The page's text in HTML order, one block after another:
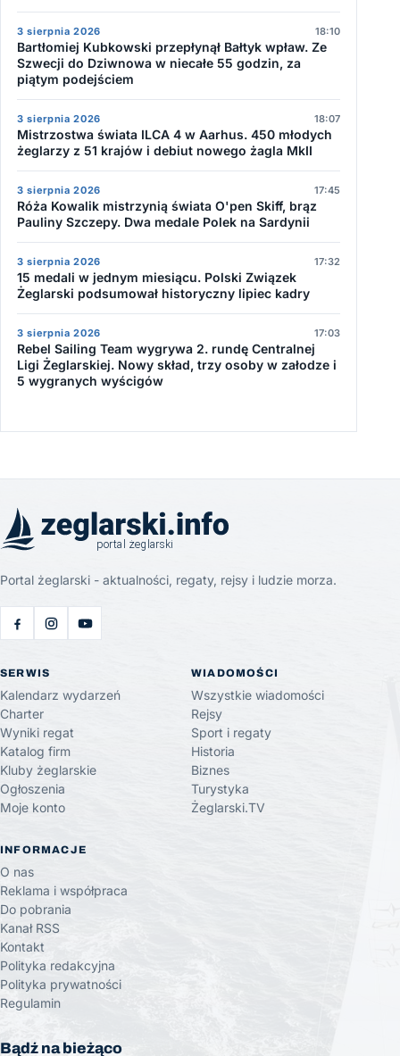
3 sierpnia 2026 18:10
Bartłomiej Kubkowski przepłynął Bałtyk wpław. Ze
Szwecji do Dziwnowa w niecałe 55 godzin, za
piątym podejściem
3 sierpnia 2026 18:07
Mistrzostwa świata ILCA 4 w Aarhus. 450 młodych
żeglarzy z 51 krajów i debiut nowego żagla MkII
3 sierpnia 2026 17:45
Róża Kowalik mistrzynią świata O'pen Skiff, brąz
Pauliny Szczepy. Dwa medale Polek na Sardynii
3 sierpnia 2026 17:32
15 medali w jednym miesiącu. Polski Związek
Żeglarski podsumował historyczny lipiec kadry
3 sierpnia 2026 17:03
Rebel Sailing Team wygrywa 2. rundę Centralnej
Ligi Żeglarskiej. Nowy skład, trzy osoby w załodze i
5 wygranych wyścigów
Portal żeglarski - aktualności, regaty, rejsy i ludzie morza.
SERWIS
Kalendarz wydarzeń
Charter
Wyniki regat
Katalog firm
Kluby żeglarskie
Ogłoszenia
Moje konto
WIADOMOŚCI
Wszystkie wiadomości
Rejsy
Sport i regaty
Historia
Biznes
Turystyka
Żeglarski.TV
INFORMACJE
O nas
Reklama i współpraca
Do pobrania
Kanał RSS
Kontakt
Polityka redakcyjna
Polityka prywatności
Regulamin
Bądź na bieżąco